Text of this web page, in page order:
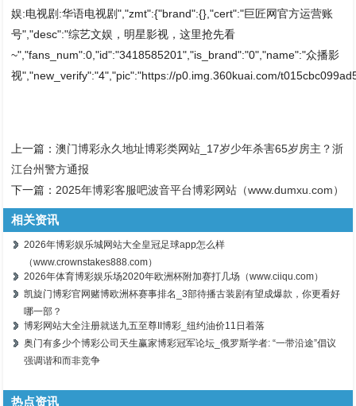
娱:电视剧:华语电视剧","zmt":{"brand":{},"cert":"巨匠网官方运营账
号","desc":"综艺文娱，明星影视，这里抢先看
~","fans_num":0,"id":"3418585201","is_brand":"0","name":"众播影
视","new_verify":"4","pic":"https://p0.img.360kuai.com/
上一篇：澳门博彩永久地址博彩类网站_17岁少年杀害65岁房主？浙
江台州警方通报
下一篇： 2025年博彩客服吧波音平台博彩网站（www.dumxu.com）
相关资讯
2026年博彩娱乐城网站大全皇冠足球app怎么样
（www.crownstakes888.com）
2026年体育博彩娱乐场2020年欧洲杯附加赛打几场（www.ciiqu.com）
凯旋门博彩官网赌博欧洲杯赛事排名_3部待播古装剧有望成爆款，你更看好
哪一部？
博彩网站大全注册就送九五至尊II博彩_纽约油价11日着落
奥门有多少个博彩公司天生赢家博彩冠军论坛_俄罗斯学者: “一带沿途”倡议
强调谐和而非竞争
热点资讯